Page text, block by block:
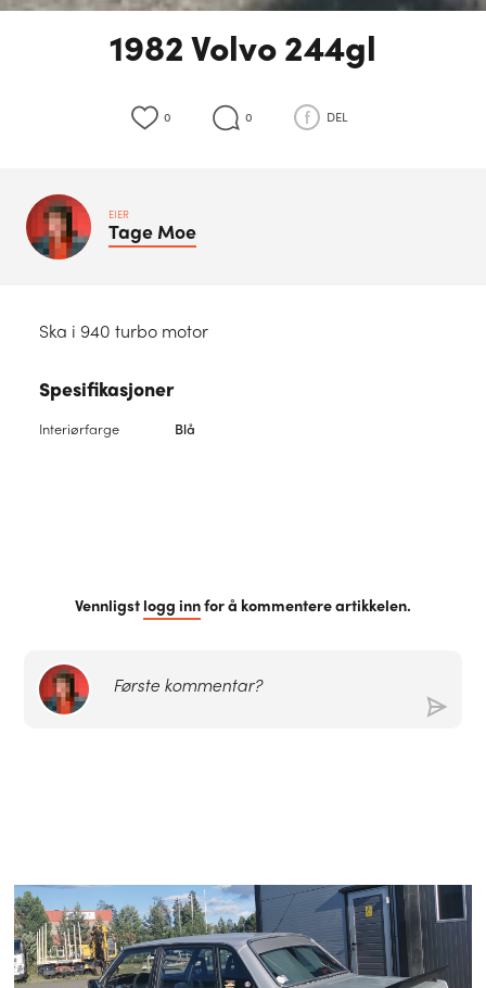
1982 Volvo 244gl
0 0 DEL
EIER
TageMoe
Ska i 940 turbo motor
Spesifikasjoner
Interiørfarge Blå
Vennligst logg innfor å kommentere artikkelen.
Første kommentar?